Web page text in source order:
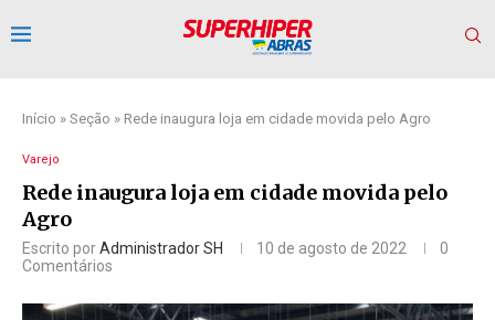
Início » Seção » Rede inaugura loja em cidade movida pelo Agro
Varejo
Rede inaugura loja em cidade movida pelo
Agro
Escrito porAdministrador SH 10 de agosto de 2022
0
Comentários